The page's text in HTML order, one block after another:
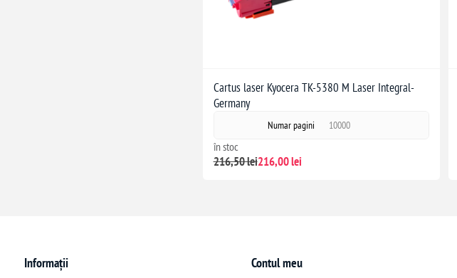
Cartus laser Kyocera TK-5380 M Laser Integral-
Germany
Numar pagini 10000
în stoc
216,50 lei216,00 lei
Informații
Contul meu